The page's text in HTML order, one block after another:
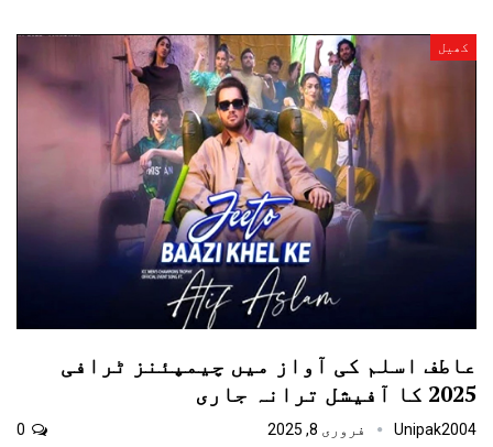
کھیل
عاطف اسلم کی آواز میں چیمپئنز ٹرافی
2025 کا آفیشل ترانہ جاری
Unipak2004 فروری 8, 2025